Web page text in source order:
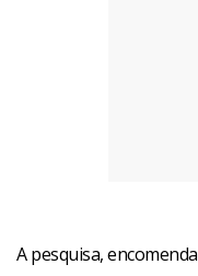
A pesquisa,